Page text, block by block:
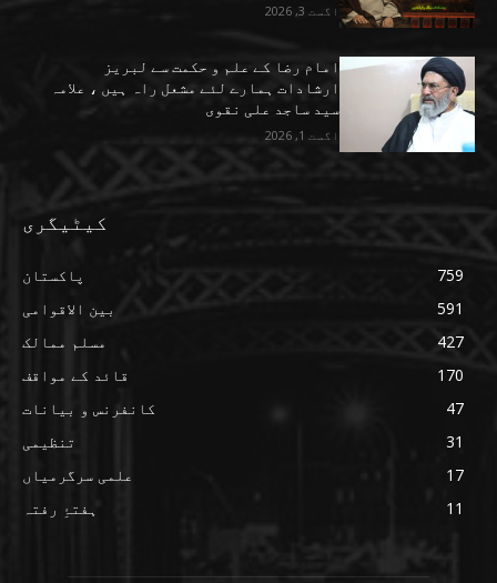
اگست 3, 2026
امام رضا کے علم و حکمت سے لبریز
ارشادات ہمارے لئے مشعل راہ ہیں ، علامہ
سید ساجد علی نقوی
اگست 1, 2026
کیٹیگری
پاکستان
759
بین الاقوامی
591
مسلم ممالک
427
قائد کے مواقف
170
کانفرنس و بیانات
47
تنظیمی
31
علمی سرگرمیاں
17
ہفتۂِ رفتہ
11